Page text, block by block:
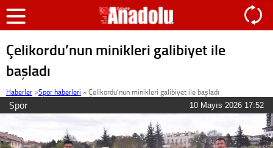
Çelikordu’nun minikleri galibiyet ile
başladı
Haberler >Spor haberleri »Çelikordu’nun minikleri galibiyet ile başladı
Spor 10 Mayıs 2026 17:52